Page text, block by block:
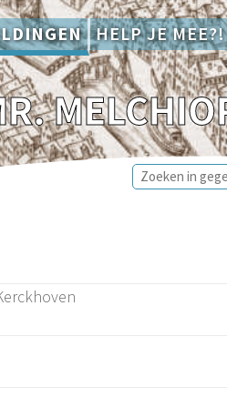
HELP JE MEE?!